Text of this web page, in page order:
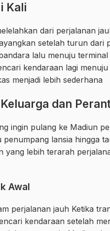
Kali
dari perjalanan
setelah turun dari
lalu menuju
kendaraan lagi
menjadi lebih sederhana
dan
ingin pulang ke Madiun
lansia hingga
yang lebih terarah
Awal
perjalanan jauh Ketika
kendaraan setelah